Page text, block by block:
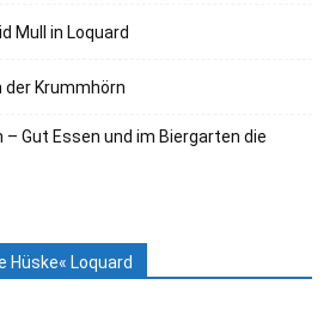
Mull in Loquard
der Krummhörn
– Gut Essen und im Biergarten die
Hüske« Loquard